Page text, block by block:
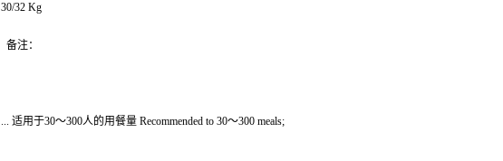
30/32 Kg
备注：
... 适用于30～300人的用餐量 Recommended to 30～300 meals;